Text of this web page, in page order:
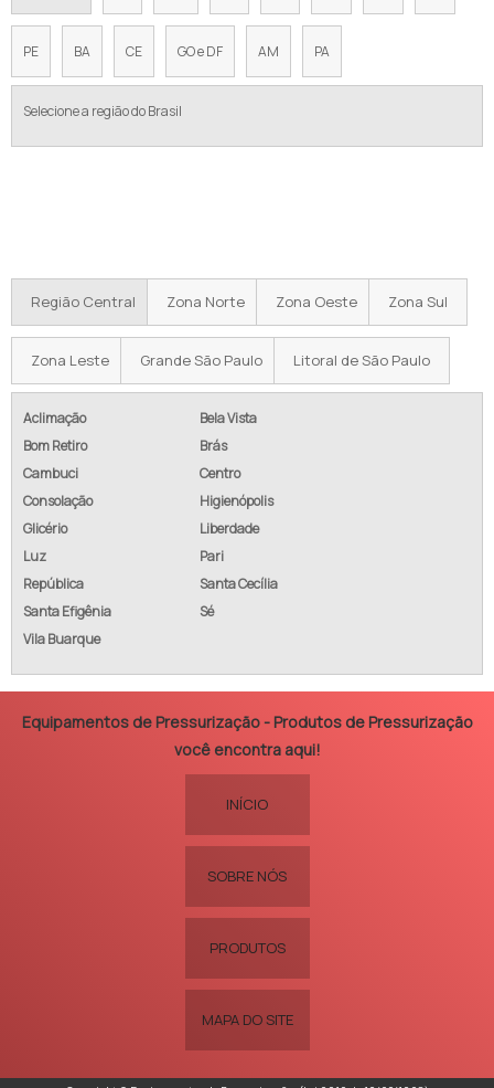
PE BA CE GO e DF AM PA
Selecione a região do Brasil
Região Central Zona Norte Zona Oeste Zona Sul
Zona Leste Grande São Paulo Litoral de São Paulo
Aclimação
Bela Vista
Bom Retiro
Brás
Cambuci
Centro
Consolação
Higienópolis
Glicério
Liberdade
Luz
Pari
República
Santa Cecília
Santa Efigênia
Sé
Vila Buarque
Equipamentos de Pressurização - Produtos de Pressurização
você encontra aqui!
INÍCIO
SOBRE NÓS
PRODUTOS
MAPA DO SITE